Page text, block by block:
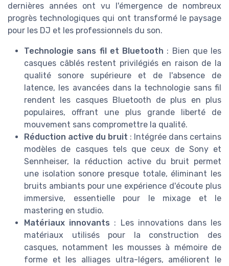
dernières années ont vu l'émergence de nombreux
progrès technologiques qui ont transformé le paysage
pour les DJ et les professionnels du son.
Technologie sans fil et Bluetooth : Bien que les
casques câblés restent privilégiés en raison de la
qualité sonore supérieure et de l'absence de
latence, les avancées dans la technologie sans fil
rendent les casques Bluetooth de plus en plus
populaires, offrant une plus grande liberté de
mouvement sans compromettre la qualité.
Réduction active du bruit : Intégrée dans certains
modèles de casques tels que ceux de Sony et
Sennheiser, la réduction active du bruit permet
une isolation sonore presque totale, éliminant les
bruits ambiants pour une expérience d'écoute plus
immersive, essentielle pour le mixage et le
mastering en studio.
Matériaux innovants : Les innovations dans les
matériaux utilisés pour la construction des
casques, notamment les mousses à mémoire de
forme et les alliages ultra-légers, améliorent le